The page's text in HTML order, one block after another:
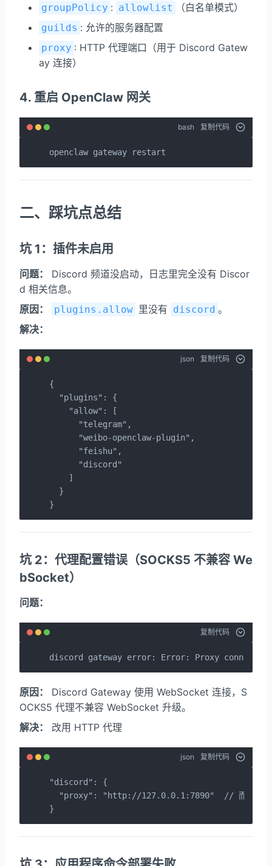
groupPolicy : allowlist （白名单模式）
guilds : 允许的服务器配置
proxy : HTTP 代理端口（用于 Discord Gatew
ay 连接）
4. 重启 OpenClaw 网关
bash 复制代码
openclaw gateway restart
二、踩坑点总结
坑 1：插件未启用
问题：
Discord 频道没启动，日志里完全没有 Discor
d 相关信息。
原因：
plugins.allow 里没有 discord 。
解决：
json 复制代码
{
  "plugins": {
    "allow": [
      "telegram",
      "weibo-openclaw-plugin",
      "feishu",
      "discord"
    ]
  }
}
坑 2：代理配置错误（SOCKS5 不兼容 We
bSocket）
问题：
复制代码
discord gateway error: Error: Proxy connection
原因：
Discord Gateway 使用 WebSocket 连接，S
OCKS5 代理不兼容 WebSocket 升级。
解决：
改用 HTTP 代理
json 复制代码
"discord": {
"proxy": "http://127.0.0.1:7890"  // 而不是
}